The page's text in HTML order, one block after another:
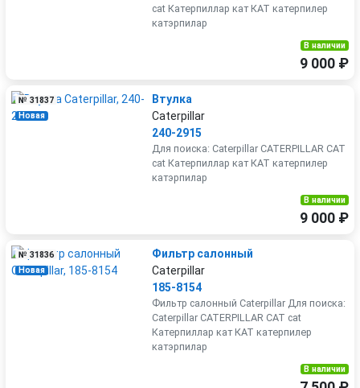
cat Катерпиллар кат КАТ катерпилер
катэрпилар
В наличии
9 000 ₽
Новая
№ 31837
Втулка
Caterpillar
240-2915
Для поиска: Caterpillar CATERPILLAR CAT
cat Катерпиллар кат КАТ катерпилер
катэрпилар
В наличии
9 000 ₽
Новая
№ 31836
Фильтр салонный
Caterpillar
185-8154
Фильтр салонный Caterpillar Для поиска:
Caterpillar CATERPILLAR CAT cat
Катерпиллар кат КАТ катерпилер
катэрпилар
В наличии